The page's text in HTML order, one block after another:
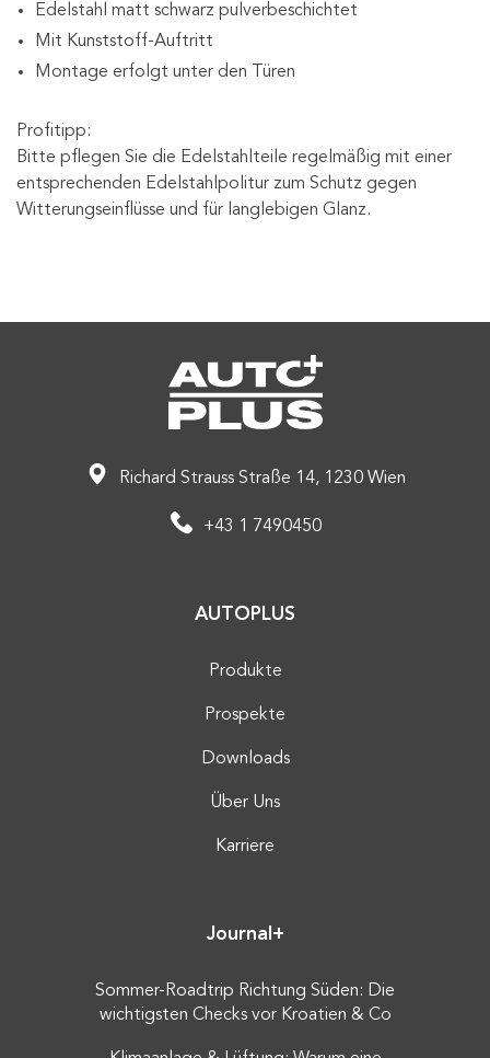
Edelstahl matt schwarz pulverbeschichtet
Mit Kunststoff-Auftritt
Montage erfolgt unter den Türen
Profitipp:
Bitte pflegen Sie die Edelstahlteile regelmäßig mit einer
entsprechenden Edelstahlpolitur zum Schutz gegen
Witterungseinflüsse und für langlebigen Glanz.
Richard Strauss Straße 14, 1230 Wien
+43 1 7490450
AUTOPLUS
Produkte
Prospekte
Downloads
Über Uns
Karriere
Journal+
Sommer-Roadtrip Richtung Süden: Die
wichtigsten Checks vor Kroatien & Co